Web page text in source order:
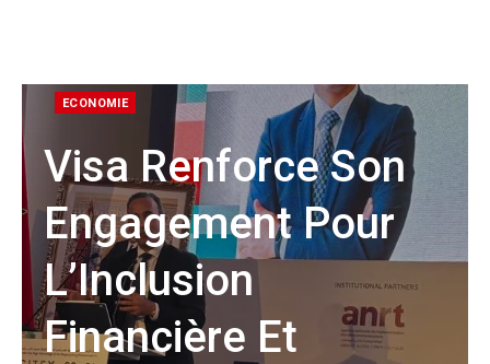
ECONOMIE
Visa Renforce Son
Engagement Pour
L’Inclusion
Financière Et